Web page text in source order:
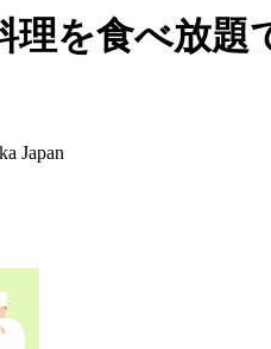
を食べ放題
Japan